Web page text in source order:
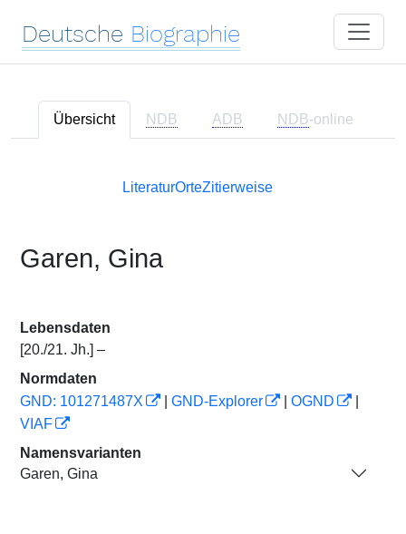
Deutsche Biographie
Übersicht NDB ADB NDB-online
LiteraturOrteZitierweise
Garen, Gina
Lebensdaten
[20./21. Jh.] –
Normdaten
GND: 101271487X
GND-Explorer OGND
VIAF
Namensvarianten
Garen, Gina